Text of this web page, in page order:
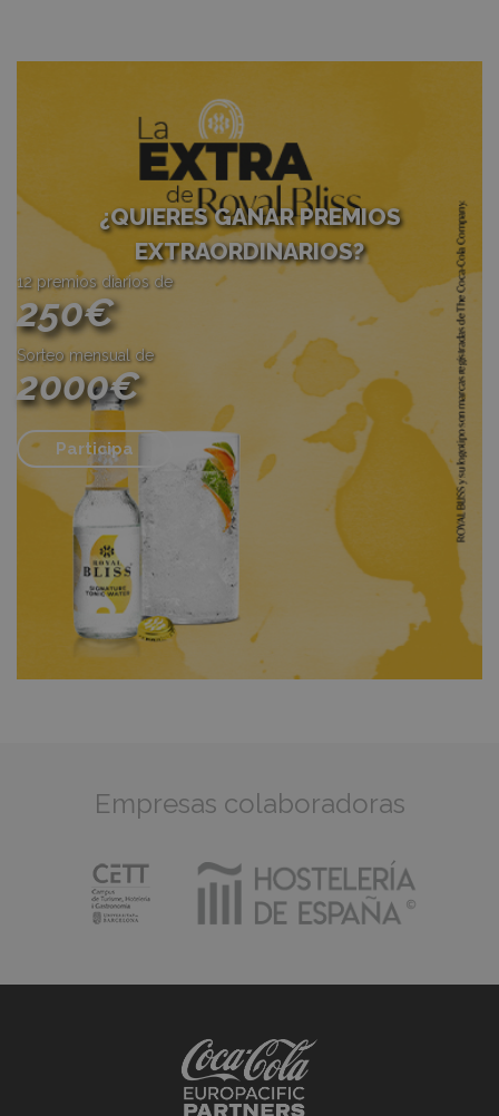
¿QUIERES GANAR PREMIOS
EXTRAORDINARIOS?
12 premios diarios de
250€
Sorteo mensual de
2000€
Participa
Empresas colaboradoras